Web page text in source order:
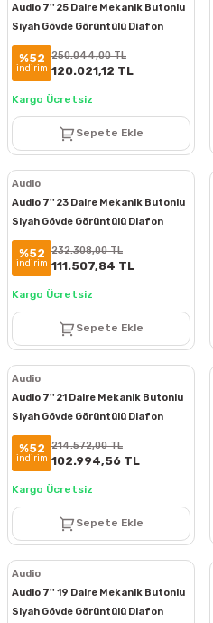
Audio 7'' 25 Daire Mekanik Butonlu
Siyah Gövde Görüntülü Diafon
Paketi
%52
indirim
250.044,00 TL
120.021,12 TL
Kargo Ücretsiz
Sepete Ekle
Audio
Audio 7'' 23 Daire Mekanik Butonlu
Siyah Gövde Görüntülü Diafon
Paketi
%52
indirim
232.308,00 TL
111.507,84 TL
Kargo Ücretsiz
Sepete Ekle
Audio
Audio 7'' 21 Daire Mekanik Butonlu
Siyah Gövde Görüntülü Diafon
Paketi
%52
indirim
214.572,00 TL
102.994,56 TL
Kargo Ücretsiz
Sepete Ekle
Audio
Audio 7'' 19 Daire Mekanik Butonlu
Siyah Gövde Görüntülü Diafon